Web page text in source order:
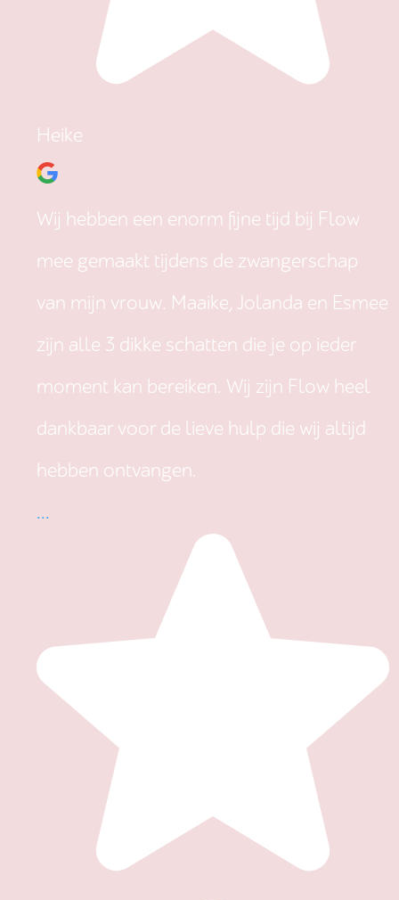
Heike
Wij hebben een enorm fijne tijd bij Flow
mee gemaakt tijdens de zwangerschap
van mijn vrouw. Maaike, Jolanda en Esmee
zijn alle 3 dikke schatten die je op ieder
moment kan bereiken. Wij zijn Flow heel
dankbaar voor de lieve hulp die wij altijd
hebben ontvangen.
...